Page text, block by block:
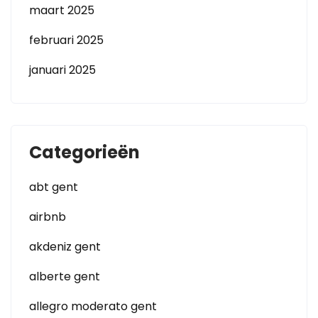
maart 2025
februari 2025
januari 2025
Categorieën
abt gent
airbnb
akdeniz gent
alberte gent
allegro moderato gent